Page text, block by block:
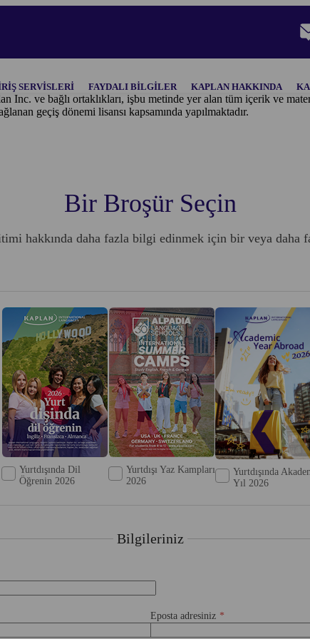
SERVISLERI FAYDALI BILGILER KAPLAN HAKKINDA
Inc. ve bağlı ortaklıkları, işbu metinde yer alan tüm içerik ve
geçiş dönemi lisansı kapsamında yapılmaktadır.
Bir Broşür Seçin
hakkında daha fazla bilgi edinmek için bir veya daha
Yurtdışında Dil
Öğrenin 2026
Yurtdışı Yaz Kampları
2026
Yurtdışında
Yıl 2026
Bilgileriniz
Eposta adresiniz